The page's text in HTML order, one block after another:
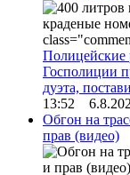
Полицейские
Госполиции
дуэта,
13:52
Обгон на
прав (видео)